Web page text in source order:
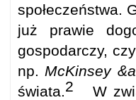
społeczeństwa.
już prawie
gospodarczy,
np. McKinsey
świata.2
W